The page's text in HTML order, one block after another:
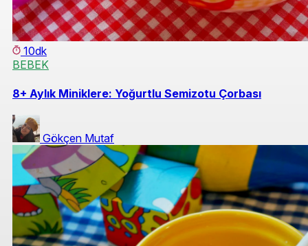
10dk
BEBEK
8+ Aylık Miniklere: Yoğurtlu Semizotu Çorbası
Gökçen Mutaf